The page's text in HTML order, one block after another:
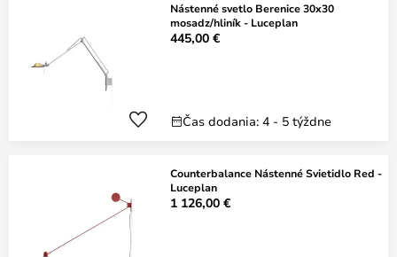
Nástenné svetlo Berenice 30x30
mosadz/hliník - Luceplan
445,00 €
Čas dodania: 4 - 5 týždne
Counterbalance Nástenné Svietidlo Red -
Luceplan
1 126,00 €